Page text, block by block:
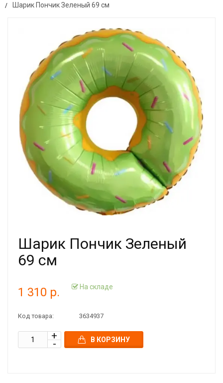
Шарик Пончик Зеленый 69 см
Шарик Пончик Зеленый
69 см
1 310 р. На складе
Код товара: 3634937
В КОРЗИНУ